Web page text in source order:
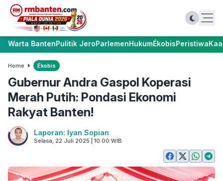
Warta BantenPulitik JeroParlemenHukumÉkobisPeristiwa
Home Ékobis
Gubernur Andra Gaspol Koperasi
Merah Putih: Pondasi Ekonomi
Rakyat Banten!
Laporan: Iyan Sopian
Selasa, 22 Juli 2025 | 10:00 WIB